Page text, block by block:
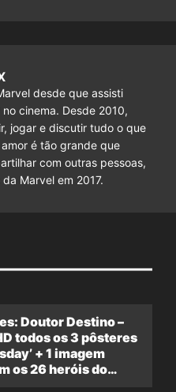
desde que assisti
cinema. Desde 2010,
jogar e discutir tudo o que
é tão grande que
com outras pessoas,
Marvel em 2017.
Doutor Destino –
todos os 3 pôsteres
+ 1 imagem
os 26 heróis do